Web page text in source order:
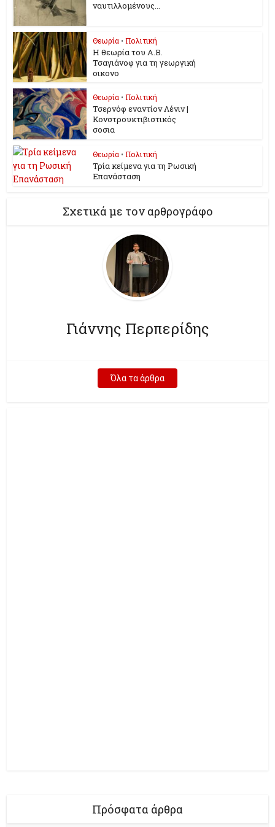
ναυτιλλομένους...
Θεωρία • Πολιτική
Η θεωρία του Α.Β.
Τσαγιάνοφ για τη γεωργική
οικονο
Θεωρία • Πολιτική
Τσερνόφ εναντίον Λένιν |
Κονστρουκτιβιστικός
σοσια
Θεωρία • Πολιτική
Τρία κείμενα για τη Ρωσική
Επανάσταση
Σχετικά με τον αρθρογράφο
Γιάννης Περπερίδης
Όλα τα άρθρα
Πρόσφατα άρθρα